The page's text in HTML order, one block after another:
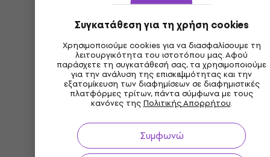
Συγκατάθεση για τη χρήση cookies
Χρησιμοποιούμε cookies για να διασφαλίσουμε τη
λειτουργικότητα του ιστοτόπου μας. Αφού
παράσχετε τη συγκατάθεσή σας, τα χρησιμοποιούμε
για την ανάλυση της επισκεψιμότητας και την
εξατομίκευση των διαφημίσεων σε διαφημιστικές
πλατφόρμες τρίτων, πάντα σύμφωνα με τους
κανόνες τηςΠολιτικής Απορρήτου.
Συμφωνώ